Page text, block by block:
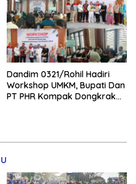
Dandim 0321/Rohil Hadiri
Workshop UMKM, Bupati Dan
PT PHR Kompak Dongkrak